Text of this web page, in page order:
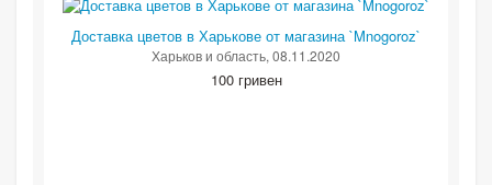
Доставка цветов в Харькове от магазина `Mnogoroz`
Харьков и область, 08.11.2020
100 гривен